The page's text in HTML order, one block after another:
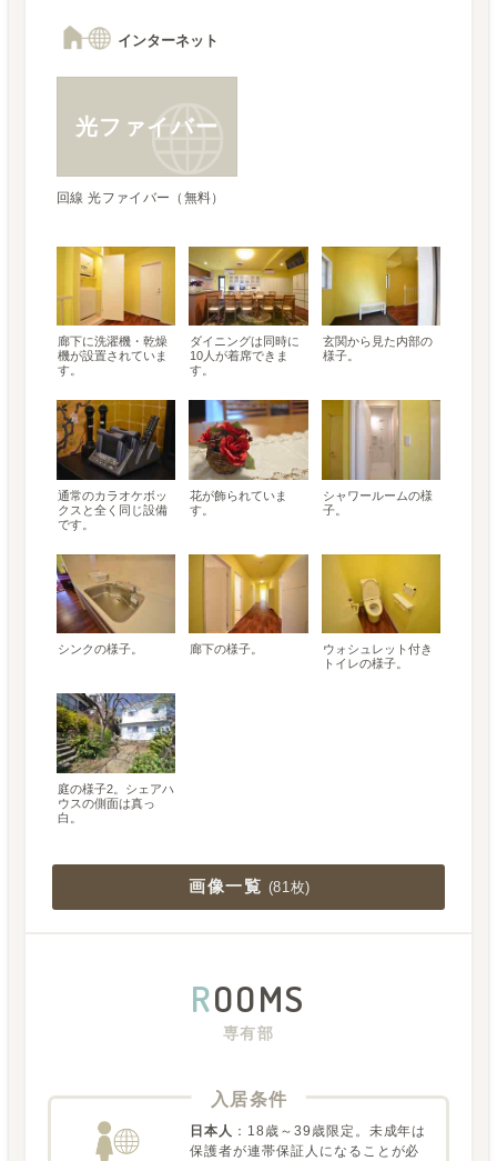
インターネット
光ファイバー
回線 光ファイバー（無料）
廊下に洗濯機・乾燥
機が設置されていま
す。
ダイニングは同時に
10人が着席できま
す。
玄関から見た内部の
様子。
通常のカラオケボッ
クスと全く同じ設備
です。
花が飾られていま
す。
シャワールームの様
子。
シンクの様子。 廊下の様子。
ウォシュレット付き
トイレの様子。
庭の様子2。シェアハ
ウスの側面は真っ
白。
画像一覧 (81枚)
ROOMS
専有部
入居条件
日本人 ： 18歳～39歳限定。未成年は
保護者が連帯保証人になることが必